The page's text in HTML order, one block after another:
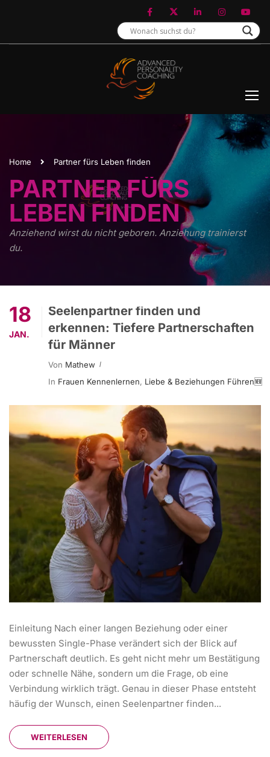
Home Partner fürs Leben finden
PARTNER FÜRS
LEBEN FINDEN
Anziehend wirst du nicht geboren. Anziehung trainierst
du.
18
JAN.
Seelenpartner finden und
erkennen: Tiefere Partnerschaften
für Männer
Von Mathew
In Frauen Kennenlernen, Liebe & Beziehungen Führen🆕
Einleitung Nach einer langen Beziehung oder einer
bewussten Single-Phase verändert sich der Blick auf
Partnerschaft deutlich. Es geht nicht mehr um Bestätigung
oder schnelle Nähe, sondern um die Frage, ob eine
Verbindung wirklich trägt. Genau in dieser Phase entsteht
häufig der Wunsch, einen Seelenpartner finden...
WEITERLESEN